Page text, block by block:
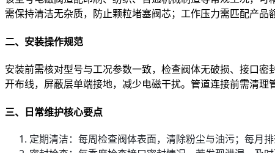
需保持清洁无杂质，防止颗粒堵塞阀芯；工作压力需匹配产
二、安装操作规范
安装前需核对型号与工况参数一致，检查阀体无破损、接口
开布线，屏蔽层单端接地，减少电磁干扰。管道连接前需清
三、日常维护核心要点
定期清洁：每周检查阀体表面，清除粉尘与油污；每月